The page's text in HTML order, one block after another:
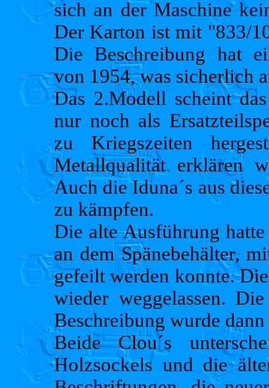
sich an der Maschine
Der Karton ist mit "833/
Die Beschreibung hat
von 1954, was sicherlich
Das 2.Modell scheint
nur noch als
zu Kriegszeiten
Metallqualität erklären
Auch die Iduna´s aus
zu kämpfen.
Die alte Ausführung
an dem Spänebehälter,
gefeilt werden konnte.
wieder weggelassen.
Beschreibung wurde
Beide Clou´s
Holzsockels und die